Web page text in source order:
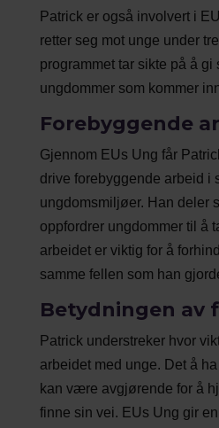
Patrick er også involvert i
retter seg mot unge under
programmet tar sikte på å gi
ungdommer som kommer
Forebyggende
Gjennom EUs Ung får
drive forebyggende arbeid i
ungdomsmiljøer. Han deler
oppfordrer ungdommer til å
arbeidet er viktig for å
samme fellen som han
Betydningen av
Patrick understreker hvor
arbeidet med unge. Det å
kan være avgjørende for å
finne sin vei. EUs Ung gir